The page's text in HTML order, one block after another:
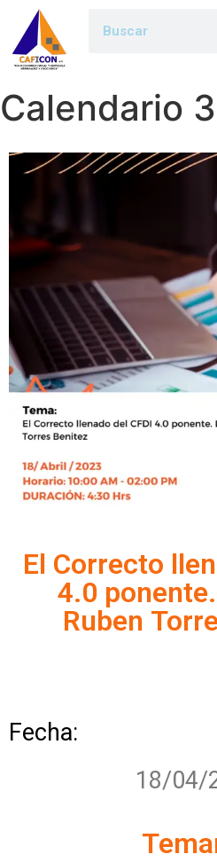
Calendario 3
El Correcto
4.0
Ruben
Fecha:
18/04/